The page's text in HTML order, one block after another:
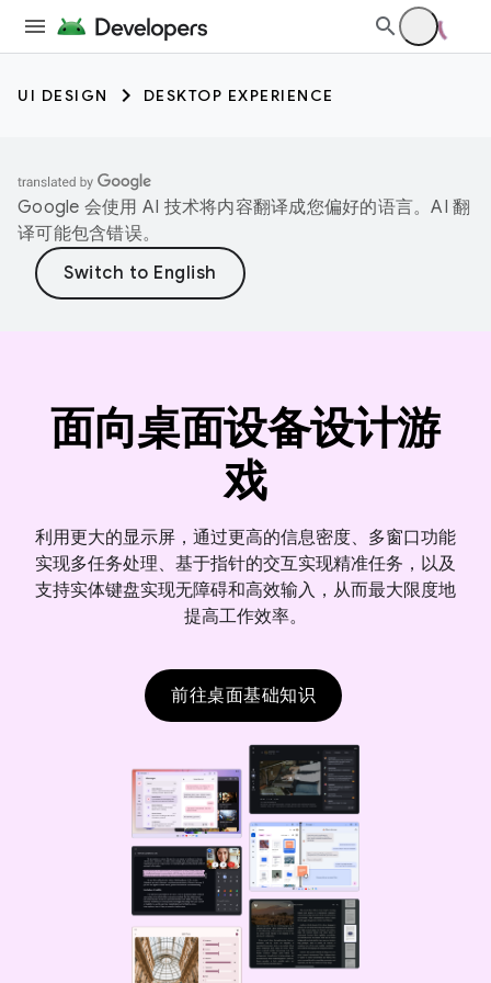
UI DESIGN DESKTOP EXPERIENCE
Google 会使用 AI 技术将内容翻译成您偏好的语言。AI 翻
译可能包含错误。
面向桌面设备设计游
戏
利用更大的显示屏，通过更高的信息密度、多窗口功能
实现多任务处理、基于指针的交互实现精准任务，以及
支持实体键盘实现无障碍和高效输入，从而最大限度地
提高工作效率。
前往桌面基础知识